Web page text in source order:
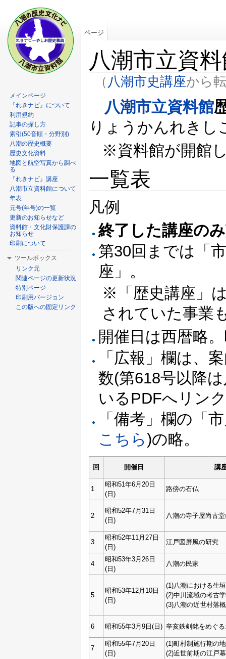
八潮市立資
（ 八潮市史講座から
八潮市立資料館
りょうかんれきし
※資料館が開館
一覧表
凡例
終了した講座の
第30回までは「
座」。
※「歴史講座」
されていた事業
開催日は西暦略
「広報」欄は、
数(第618号以降
いるPDFへリン
「備考」欄の「
こちら)の略。
回 開催日 講
1
昭和51年6月20日
(日)
路傍の石仏
2
昭和52年7月31日
(日)
八潮の寺子屋尚古
3
昭和52年11月27日
(日)
江戸図屏風の研究
4
昭和53年3月26日
(日)
八潮の民家
5
昭和53年12月10日
(日)
(1)八潮における生垣
(2)中川流域の考古
(3)八潮の近世村落
6 昭和55年3月9日(日) 辛亥鉄剣銘をめぐ
7
昭和55年7月20日
(日)
(1)町村制施行期の
(2)近世前期の江戸
ページ
メインページ
『れきナビ』について
利用規約
記事の探し方
索引(50音順・分野別)
八潮の歴史概要
歴史文化資料
地図と航空写真から調べ
る
『れきナビ』講座
八潮市立資料館について
年表
元号(年号)の一覧
更新のお知らせなど
資料館・文化財保護課の
お知らせ
印刷について
ツールボックス
リンク元
関連ページの更新状況
特別ページ
印刷用バージョン
この版への固定リンク